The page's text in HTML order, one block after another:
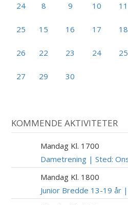
24 8 9 10 11
25 15 16 17 18
26 22 23 24 25
27 29 30
KOMMENDE AKTIVITETER
Mandag Kl. 1700
Dametrening | Sted:
Mandag Kl. 1800
Junior Bredde 13-19 år